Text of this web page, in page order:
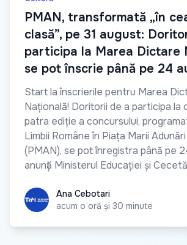
PMAN, transformată „în
clasă”, pe 31 august:
participa la Marea Dictare
se pot înscrie până pe 24
Start la înscrierile pentru Marea
Națională! Doritorii de a participa la
patra ediție a concursului,
Limbii Române în Piața Marii
(PMAN), se pot înregistra până pe
anunță Ministerul Educației și
Ana CebotariAna Cebotari
acum o oră și 30 minute